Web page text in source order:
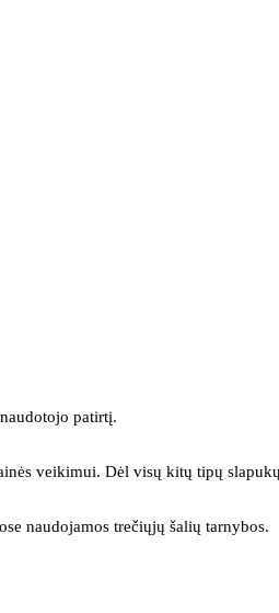
patirtį.
veikimui. Dėl visų kitų tipų
naudojamos trečiųjų šalių tarnybos.